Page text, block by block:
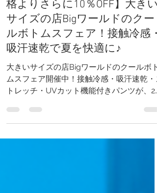
【2点以上お買上でバーゲン価
格よりさらに10％OFF】大きい
サイズの店Bigワールドのクー
ルボトムスフェア！接触冷感・
吸汗速乾で夏を快適に♪
ムスフェア開催中！接触冷感・吸汗速乾・
トレッチ・UVカット機能付きパンツが、2